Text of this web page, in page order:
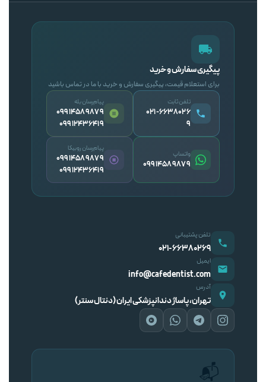
پیگیری سفارش و خرید
برای استعلام قیمت، پیگیری سفارش و خرید با ما در تماس باشید
تلفن ثابت
۰۲۱-۶۶۳۸۰۲۶
۹
پیام‌رسان بله
09914589879
09912436419
واتساپ
09914589879
پیام‌رسان روبیکا
09914589879
09912436419
تلفن پشتیبانی
۰۲۱-۶۶۳۸۰۲۶۹
ایمیل
info@cafedentist.com
آدرس
تهران، پاساژ دندانپزشکی ایران (دنتال سنتر)
📬